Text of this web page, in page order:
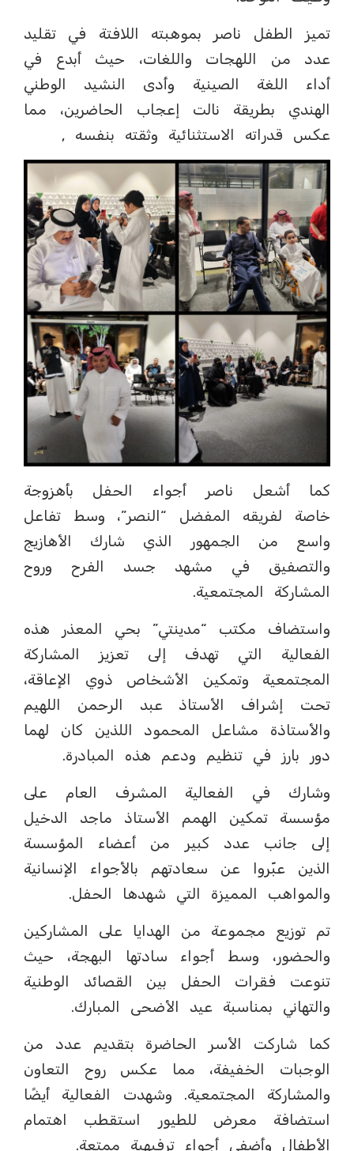
تميز الطفل ناصر بموهبته اللافتة في تقليد
عدد من اللهجات واللغات، حيث أبدع في
أداء اللغة الصينية وأدى النشيد الوطني
الهندي بطريقة نالت إعجاب الحاضرين، مما
عكس قدراته الاستثنائية وثقته بنفسه ٫
كما أشعل ناصر أجواء الحفل بأهزوجة
خاصة لفريقه المفضل “النصر”، وسط تفاعل
واسع من الجمهور الذي شارك الأهازيج
والتصفيق في مشهد جسد الفرح وروح
المشاركة المجتمعية.
واستضاف مكتب “مدينتي” بحي المعذر هذه
الفعالية التي تهدف إلى تعزيز المشاركة
المجتمعية وتمكين الأشخاص ذوي الإعاقة،
تحت إشراف الأستاذ عبد الرحمن اللهيم
والأستاذة مشاعل المحمود اللذين كان لهما
دور بارز في تنظيم ودعم هذه المبادرة.
وشارك في الفعالية المشرف العام على
مؤسسة تمكين الهمم الأستاذ ماجد الدخيل
إلى جانب عدد كبير من أعضاء المؤسسة
الذين عبّروا عن سعادتهم بالأجواء الإنسانية
والمواهب المميزة التي شهدها الحفل.
تم توزيع مجموعة من الهدايا على المشاركين
والحضور، وسط أجواء سادتها البهجة، حيث
تنوعت فقرات الحفل بين القصائد الوطنية
والتهاني بمناسبة عيد الأضحى المبارك.
كما شاركت الأسر الحاضرة بتقديم عدد من
الوجبات الخفيفة، مما عكس روح التعاون
والمشاركة المجتمعية. وشهدت الفعالية أيضًا
استضافة معرض للطيور استقطب اهتمام
الأطفال وأضفى أجواء ترفيهية ممتعة.